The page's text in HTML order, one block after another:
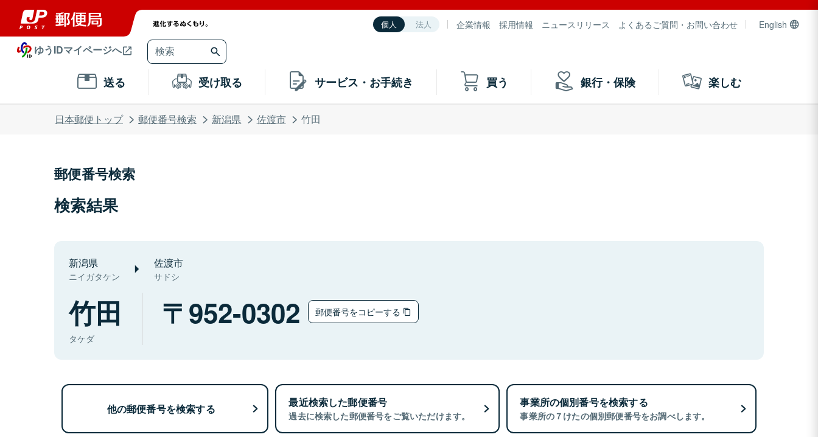
個人 法人 企業情報 採用情報 ニュースリリース よくあるご質問・お問い合わせ English
ゆうIDマイページへ
送る 受け取る サービス・お手続き 買う 銀行・保険 楽しむ
日本郵便トップ 郵便番号検索 新潟県 佐渡市 竹田
郵便番号検索
検索結果
新潟県
ニイガタケン
佐渡市
サドシ
竹田
タケダ
952-0302 郵便番号をコピーする
他の郵便番号を検索する 最近検索した郵便番号
過去に検索した郵便番号をご覧いただけます。
事業所の個別番号を検索する
事業所の７けたの個別郵便番号をお調べします。